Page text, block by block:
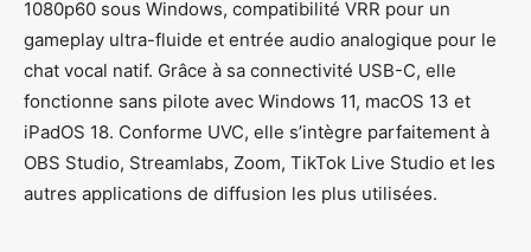
1080p60 sous Windows, compatibilité VRR pour un
gameplay ultra-fluide et entrée audio analogique pour le
chat vocal natif. Grâce à sa connectivité USB-C, elle
fonctionne sans pilote avec Windows 11, macOS 13 et
iPadOS 18. Conforme UVC, elle s’intègre parfaitement à
OBS Studio, Streamlabs, Zoom, TikTok Live Studio et les
autres applications de diffusion les plus utilisées.